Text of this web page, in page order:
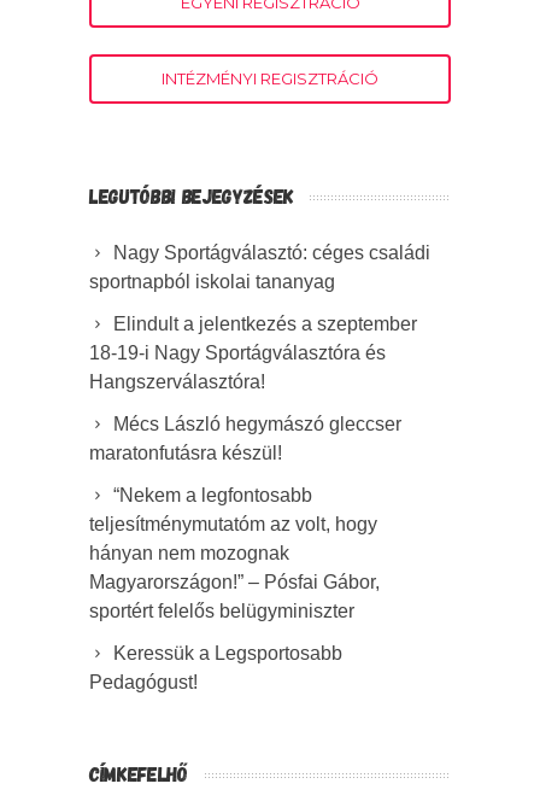
INTÉZMÉNYI REGISZTRÁCIÓ
LEGUTÓBBI BEJEGYZÉSEK
Nagy Sportágválasztó: céges családi
sportnapból iskolai tananyag
Elindult a jelentkezés a szeptember
18-19-i Nagy Sportágválasztóra és
Hangszerválasztóra!
Mécs László hegymászó gleccser
maratonfutásra készül!
“Nekem a legfontosabb
teljesítménymutatóm az volt, hogy
hányan nem mozognak
Magyarországon!” – Pósfai Gábor,
sportért felelős belügyminiszter
Keressük a Legsportosabb
Pedagógust!
CÍMKEFELHŐ